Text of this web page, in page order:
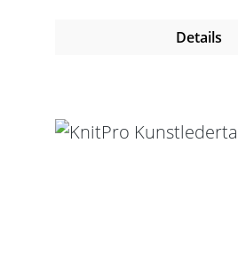
Details